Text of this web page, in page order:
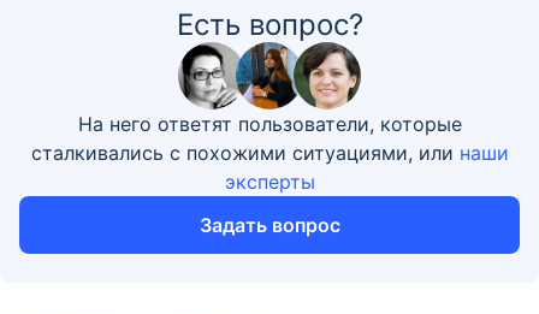
Есть вопрос?
На него ответят пользователи, которые
сталкивались с похожими ситуациями, или наши
эксперты
Задать вопрос